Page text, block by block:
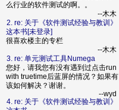
么行业的软件测试的啊。。
--木木
2. re: 关于《软件测试经验与教训》
这本书[未登录]
很喜欢楼主的专栏
--木木
3. re: 单元测试工具Numega
您好，请我您有没有遇到过点击run
with truetime后蓝屏的情况？如果有
该如何解决？谢谢。
--wyd
4. re: 关于《软件测试经验与教训》